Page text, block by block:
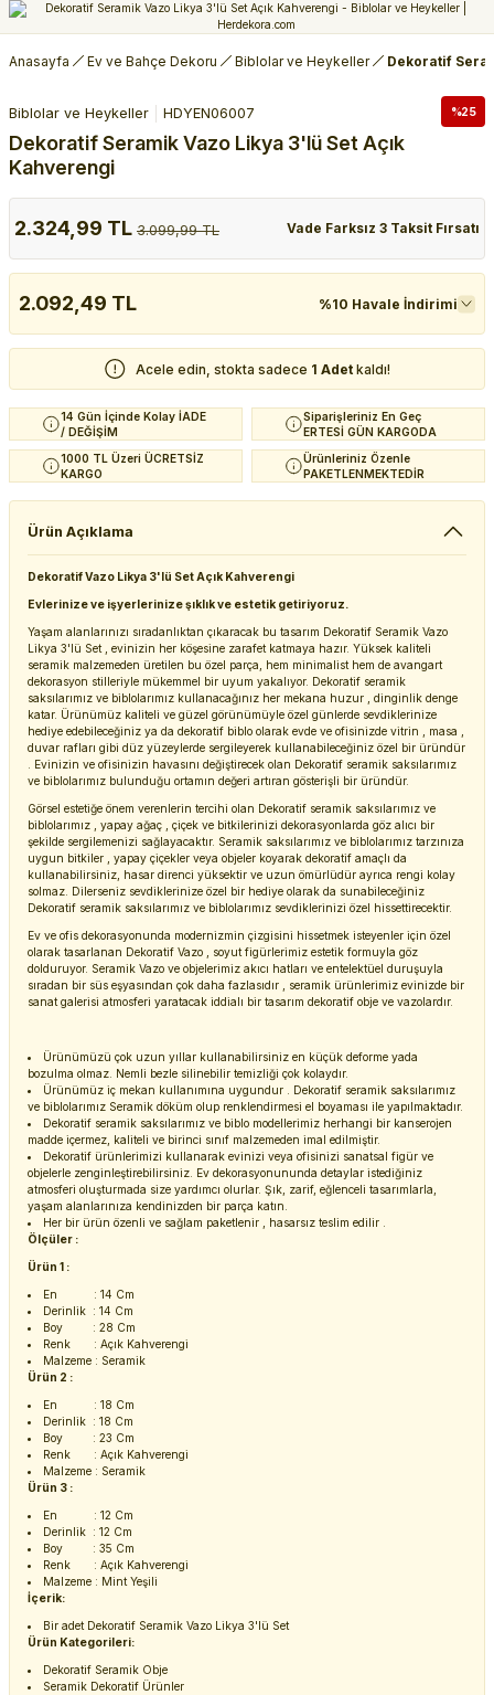
Anasayfa Ev ve Bahçe Dekoru Biblolar ve Heykeller Dekoratif
%25
Biblolar ve Heykeller HDYEN06007
Dekoratif Seramik Vazo Likya 3'lü Set Açık
Kahverengi
2.324,99 TL 3.099,99 TL Vade Farksız 3 Taksit Fırsatı
2.092,49 TL %10 Havale İndirimi
Acele edin, stokta sadece 1 Adet kaldı!
14 Gün İçinde Kolay İADE
/ DEĞİŞİM
Siparişleriniz En Geç
ERTESİ GÜN KARGODA
1000 TL Üzeri ÜCRETSİZ
KARGO
Ürünleriniz Özenle
PAKETLENMEKTEDİR
Ürün Açıklama
Dekoratif Vazo Likya 3'lü Set Açık Kahverengi
Evlerinize ve işyerlerinize şıklık ve estetik getiriyoruz.
Yaşam alanlarınızı sıradanlıktan çıkaracak bu tasarım Dekoratif Seramik Vazo
Likya 3'lü Set , evinizin her köşesine zarafet katmaya hazır. Yüksek kaliteli
seramik malzemeden üretilen bu özel parça, hem minimalist hem de avangart
dekorasyon stilleriyle mükemmel bir uyum yakalıyor. Dekoratif seramik
saksılarımız ve biblolarımız kullanacağınız her mekana huzur , dinginlik denge
katar. Ürünümüz kaliteli ve güzel görünümüyle özel günlerde sevdiklerinize
hediye edebileceğiniz ya da dekoratif biblo olarak evde ve ofisinizde vitrin , masa ,
duvar rafları gibi düz yüzeylerde sergileyerek kullanabileceğiniz özel bir üründür
. Evinizin ve ofisinizin havasını değiştirecek olan Dekoratif seramik saksılarımız
ve biblolarımız bulunduğu ortamın değeri artıran gösterişli bir üründür.
Görsel estetiğe önem verenlerin tercihi olan Dekoratif seramik saksılarımız ve
biblolarımız , yapay ağaç , çiçek ve bitkilerinizi dekorasyonlarda göz alıcı bir
şekilde sergilemenizi sağlayacaktır. Seramik saksılarımız ve biblolarımız tarzınıza
uygun bitkiler , yapay çiçekler veya objeler koyarak dekoratif amaçlı da
kullanabilirsiniz, hasar direnci yüksektir ve uzun ömürlüdür ayrıca rengi kolay
solmaz. Dilerseniz sevdiklerinize özel bir hediye olarak da sunabileceğiniz
Dekoratif seramik saksılarımız ve biblolarımız sevdiklerinizi özel hissettirecektir.
Ev ve ofis dekorasyonunda modernizmin çizgisini hissetmek isteyenler için özel
olarak tasarlanan Dekoratif Vazo , soyut figürlerimiz estetik formuyla göz
dolduruyor. Seramik Vazo ve objelerimiz akıcı hatları ve entelektüel duruşuyla
sıradan bir süs eşyasından çok daha fazlasıdır , seramik ürünlerimiz evinizde bir
sanat galerisi atmosferi yaratacak iddialı bir tasarım dekoratif obje ve vazolardır.
Ürünümüzü çok uzun yıllar kullanabilirsiniz en küçük deforme yada
bozulma olmaz. Nemli bezle silinebilir temizliği çok kolaydır.
Ürünümüz iç mekan kullanımına uygundur . Dekoratif seramik saksılarımız
ve biblolarımız Seramik döküm olup renklendirmesi el boyaması ile yapılmaktadır.
Dekoratif seramik saksılarımız ve biblo modellerimiz herhangi bir kanserojen
madde içermez, kaliteli ve birinci sınıf malzemeden imal edilmiştir.
Dekoratif ürünlerimizi kullanarak evinizi veya ofisinizi sanatsal figür ve
objelerle zenginleştirebilirsiniz. Ev dekorasyonununda detaylar istediğiniz
atmosferi oluşturmada size yardımcı olurlar. Şık, zarif, eğlenceli tasarımlarla,
yaşam alanlarınıza kendinizden bir parça katın.
Her bir ürün özenli ve sağlam paketlenir , hasarsız teslim edilir .
Ölçüler :
Ürün 1 :
En : 14 Cm
Derinlik : 14 Cm
Boy : 28 Cm
Renk : Açık Kahverengi
Malzeme : Seramik
Ürün 2 :
En : 18 Cm
Derinlik : 18 Cm
Boy : 23 Cm
Renk : Açık Kahverengi
Malzeme : Seramik
Ürün 3 :
En : 12 Cm
Derinlik : 12 Cm
Boy : 35 Cm
Renk : Açık Kahverengi
Malzeme : Mint Yeşili
İçerik:
Bir adet Dekoratif Seramik Vazo Likya 3'lü Set
Ürün Kategorileri:
Dekoratif Seramik Obje
Seramik Dekoratif Ürünler